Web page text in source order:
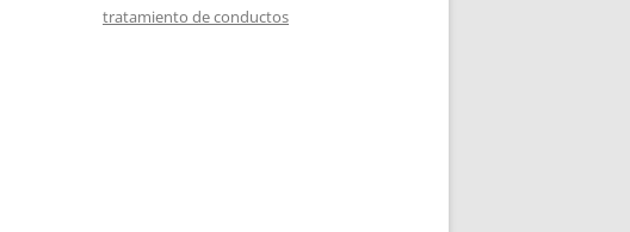
tratamiento de conductos